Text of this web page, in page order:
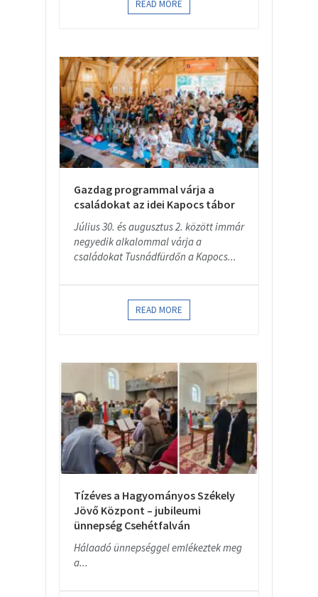
READ MORE
Gazdag programmal várja a
családokat az idei Kapocs tábor
Július 30. és augusztus 2. között immár
negyedik alkalommal várja a
családokat Tusnádfürdőn a Kapocs...
READ MORE
Tízéves a Hagyományos Székely
Jövő Központ – jubileumi
ünnepség Csehétfalván
Hálaadó ünnepséggel emlékeztek meg
a...